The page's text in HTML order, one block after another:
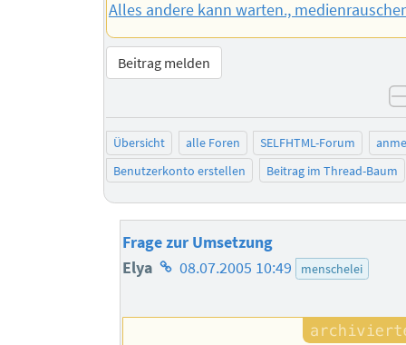
Alles andere kann warten.,
Beitrag melden
Übersicht alle Foren SELFHTML-Forum
Benutzerkonto erstellen
Beitrag im Thread-Baum
Frage zur Umsetzung
Elya Homepage
Autors
08.07.2005 10:49 menschelei